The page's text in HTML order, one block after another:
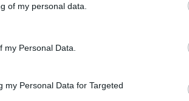
of my personal data.
Personal Data.
my Personal Data for Targeted
παράλληλα την ιστορική και
που περιλαμβάνονται στο
για την ενεργοποίηση ακινήτων
στοχευμένες επενδύσεις και